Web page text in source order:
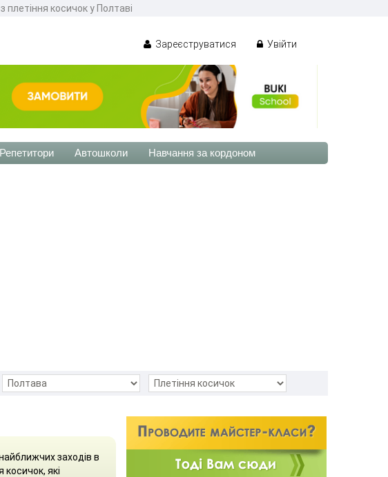
плетіння косичок у Полтаві
Зареєструватися Увійти
Репетитори Автошколи Навчання за кордоном
заходів в
які